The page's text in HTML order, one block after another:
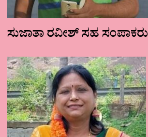
ಸುಜಾತಾ ರವೀಶ್ ಸಹ ಸಂಪಾಕರು